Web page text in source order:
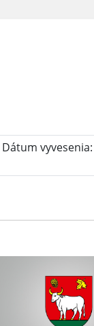
Dátum vyvesenia: